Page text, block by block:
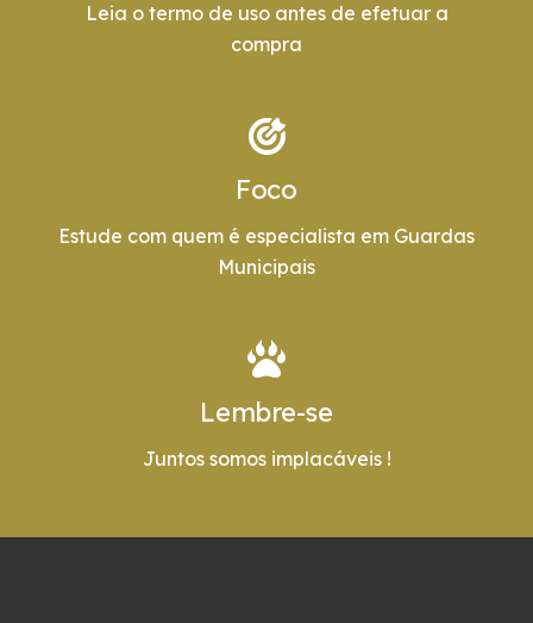
Leia o termo de uso antes de efetuar a
compra
Foco
Estude com quem é especialista em Guardas
Municipais
Lembre-se
Juntos somos implacáveis !